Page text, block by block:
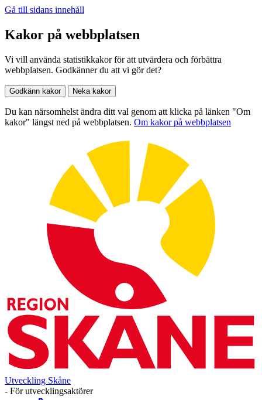
Gå till sidans innehåll
Kakor på webbplatsen
Vi vill använda statistikkakor för att utvärdera och förbättra
webbplatsen. Godkänner du att vi gör det?
Godkänn kakor Neka kakor
Du kan närsomhelst ändra ditt val genom att klicka på länken "Om
kakor" längst ned på webbplatsen. Om kakor på webbplatsen
Utveckling Skåne
- För utvecklingsaktörer